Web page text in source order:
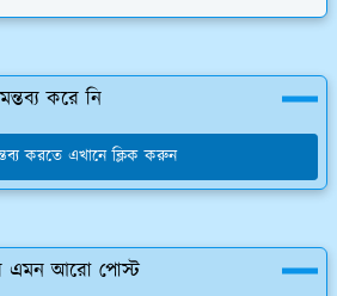
করে নি
করতে এখানে ক্লিক করুন
এমন আরো পোস্ট